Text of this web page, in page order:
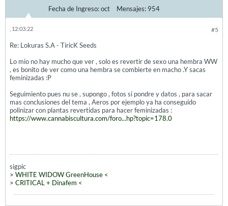
Fecha de Ingreso:oct Mensajes: 954
#5
, 12:03:22
Re: Lokuras S.A - TiricK Seeds
Lo mio no hay mucho que ver , solo es revertir de sexo una hembra WW
, es bonito de ver como una hembra se combierte en macho .Y sacas
feminizadas :P
Seguimiento pues nu se , supongo , fotos si pondre y datos , para sacar
mas conclusiones del tema , Aeros por ejemplo ya ha conseguido
polinizar con plantas revertidas para hacer feminizadas :
https://www.cannabiscultura.com/foro...hp?topic=178.0
sigpic
> WHITE WIDOW GreenHouse <
> CRITICAL + Dinafem <